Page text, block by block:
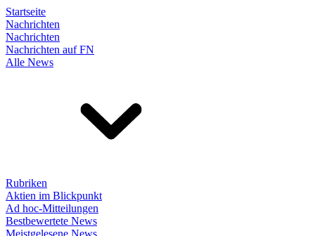
Startseite
Nachrichten
Nachrichten
Nachrichten auf FN
Alle News
Rubriken
Aktien im Blickpunkt
Ad hoc-Mitteilungen
Bestbewertete News
Meistgelesene News